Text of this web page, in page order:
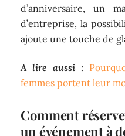
d’anniversaire, un
d’entreprise, la
ajoute une touche de
A lire aussi :
femmes portent leur
Comment
un événement à